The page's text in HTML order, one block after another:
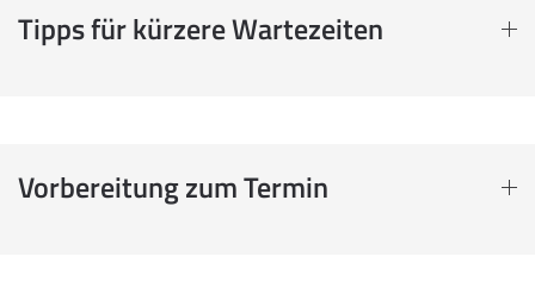
Tipps für kürzere Wartezeiten
Vorbereitung zum Termin